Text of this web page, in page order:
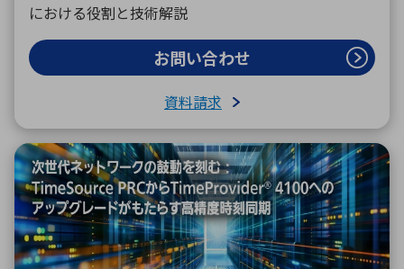
における役割と技術解説
お問い合わせ
資料請求